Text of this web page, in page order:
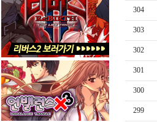
304
303
302
301
300
299